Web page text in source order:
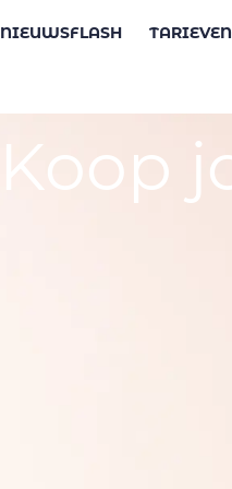
NIEUWSFLASH TARIEVEN
Koop